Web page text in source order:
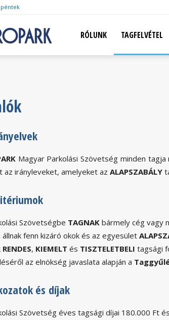
péntek
HungaroparkRÓLUNK TAGFELVÉTEL
Magyar Parkolási Szövetség minden
az irányleveket, amelyeket az ALAPSZABÁLY
Szövetségbe TAGNAK bármely cég vagy
fenn kizáró okok és az egyesület
RENDES, KIEMELT és TISZTELETBELI tagsági
az elnökség javaslata alapján a
és díjak
Szövetség éves tagsági díjai 180.000 Ft